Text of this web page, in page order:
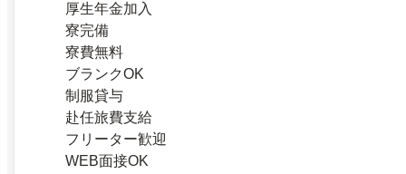
厚生年金加入
寮完備
寮費無料
ブランクOK
制服貸与
赴任旅費支給
フリーター歓迎
WEB面接OK